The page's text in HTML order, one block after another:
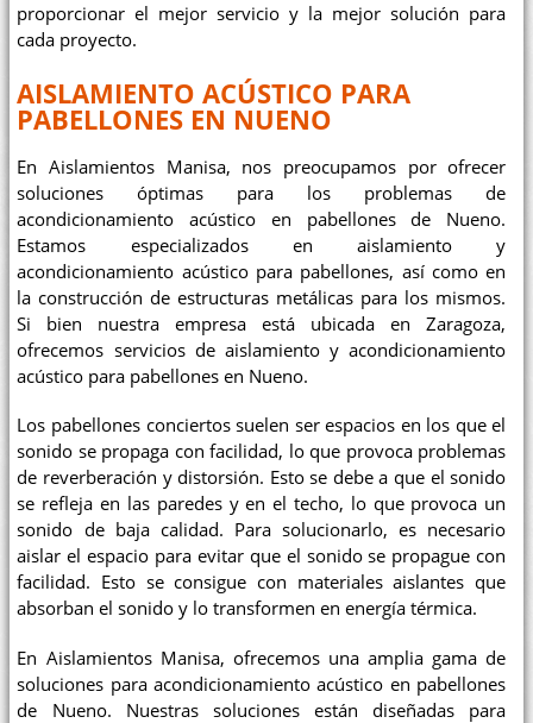
proporcionar el mejor servicio y la mejor solución para
cada proyecto.
AISLAMIENTO ACÚSTICO PARA
PABELLONES EN NUENO
En Aislamientos Manisa, nos preocupamos por ofrecer
soluciones óptimas para los problemas de
acondicionamiento acústico en pabellones de Nueno.
Estamos especializados en aislamiento y
acondicionamiento acústico para pabellones, así como en
la construcción de estructuras metálicas para los mismos.
Si bien nuestra empresa está ubicada en Zaragoza,
ofrecemos servicios de aislamiento y acondicionamiento
acústico para pabellones en Nueno.
Los pabellones conciertos suelen ser espacios en los que el
sonido se propaga con facilidad, lo que provoca problemas
de reverberación y distorsión. Esto se debe a que el sonido
se refleja en las paredes y en el techo, lo que provoca un
sonido de baja calidad. Para solucionarlo, es necesario
aislar el espacio para evitar que el sonido se propague con
facilidad. Esto se consigue con materiales aislantes que
absorban el sonido y lo transformen en energía térmica.
En Aislamientos Manisa, ofrecemos una amplia gama de
soluciones para acondicionamiento acústico en pabellones
de Nueno. Nuestras soluciones están diseñadas para